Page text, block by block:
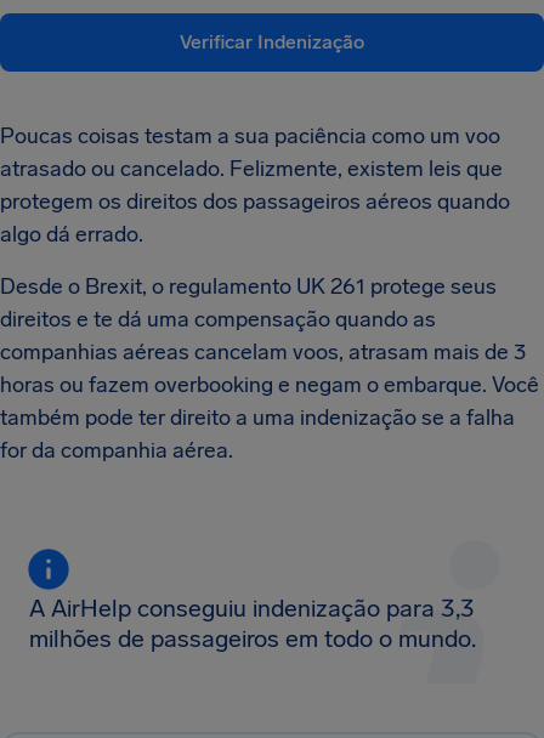
Verificar Indenização
Poucas coisas testam a sua paciência como um voo
atrasado ou cancelado. Felizmente, existem leis que
protegem os direitos dos passageiros aéreos quando
algo dá errado.
Desde o Brexit, o regulamento UK 261 protege seus
direitos e te dá uma compensação quando as
companhias aéreas cancelam voos, atrasam mais de 3
horas ou fazem overbooking e negam o embarque. Você
também pode ter direito a uma indenização se a falha
for da companhia aérea.
A AirHelp conseguiu indenização para 3,3
milhões de passageiros em todo o mundo.